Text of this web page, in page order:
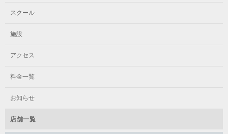
スクール
施設
アクセス
料金一覧
お知らせ
店舗一覧